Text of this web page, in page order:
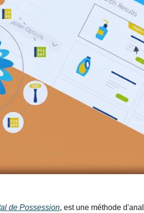
de Possession, est une méthode